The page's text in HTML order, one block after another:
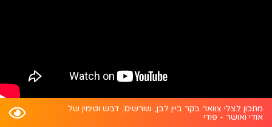
מתכון לצלי צוואר בקר ביין לבן, שורשים, דבש וטימין של
אודי ואושר - פודי